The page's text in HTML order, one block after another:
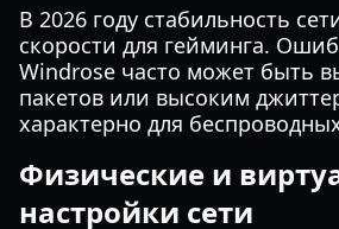
В 2026 году стабильность
скорости для гейминга.
Windrose часто может быть
пакетов или высоким
характерно для
Физические и
настройки сети